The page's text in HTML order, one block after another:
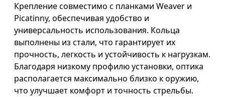
Крепление совместимо с планками Weaver и
Picatinny, обеспечивая удобство и
универсальность использования. Кольца
выполнены из стали, что гарантирует их
прочность, легкость и устойчивость к нагрузкам.
Благодаря низкому профилю установки, оптика
располагается максимально близко к оружию,
что улучшает комфорт и точность стрельбы.